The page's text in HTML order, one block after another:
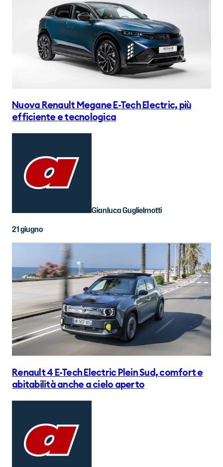
Nuova Renault Megane E-Tech Electric, più
efficiente e tecnologica
Gianluca Guglielmotti
21 giugno
Renault 4 E-Tech Electric Plein Sud, comfort e
abitabilità anche a cielo aperto